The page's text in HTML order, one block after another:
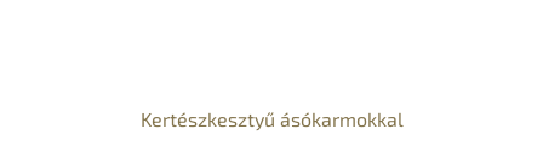
Kertészkesztyű ásókarmokkal